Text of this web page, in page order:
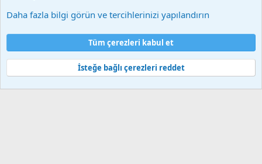
Şartlar ve kurallar Gizlilik politikası
Ana sayfa
Community platform by XenForo® © 2010-2025 XenForo Ltd.
Bu forum XenGenTr © 2014 - 2026 ürünleri ile desteklenmektedir
Daha fazla bilgi görün ve tercihlerinizi yapılandırın
Tüm çerezleri kabul et
İsteğe bağlı çerezleri reddet